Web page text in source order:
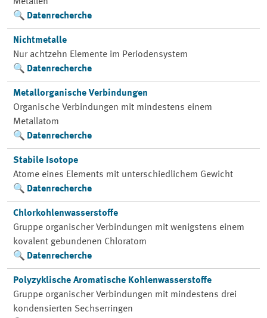
Datenrecherche
Nichtmetalle
Nur achtzehn Elemente im Periodensystem
Datenrecherche
Metallorganische Verbindungen
Organische Verbindungen mit mindestens einem
Metallatom
Datenrecherche
Stabile Isotope
Atome eines Elements mit unterschiedlichem Gewicht
Datenrecherche
Chlorkohlenwasserstoffe
Gruppe organischer Verbindungen mit wenigstens einem
kovalent gebundenen Chloratom
Datenrecherche
Polyzyklische Aromatische Kohlenwasserstoffe
Gruppe organischer Verbindungen mit mindestens drei
kondensierten Sechserringen